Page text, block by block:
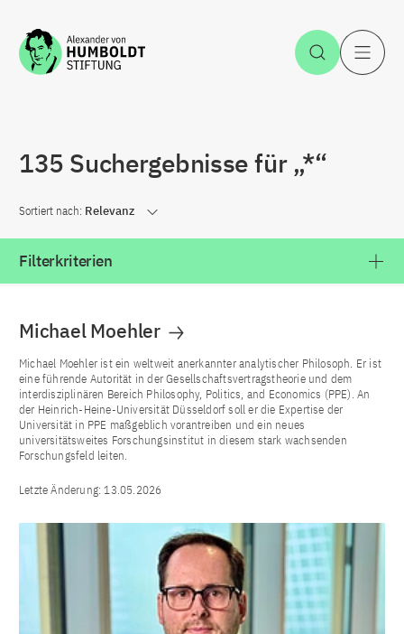
Zum Inhalt springen Suche
135 Suchergebnisse für „*“
Sortiert nach: Relevanz
Filterkriterien
Michael Moehler
Michael Moehler ist ein weltweit anerkannter analytischer Philosoph. Er ist
eine führende Autorität in der Gesellschaftsvertragstheorie und dem
interdisziplinären Bereich Philosophy, Politics, and Economics (PPE). An
der Heinrich-Heine-Universität Düsseldorf soll er die Expertise der
Universität in PPE maßgeblich vorantreiben und ein neues
universitätsweites Forschungsinstitut in diesem stark wachsenden
Forschungsfeld leiten.
Letzte Änderung:13.05.2026